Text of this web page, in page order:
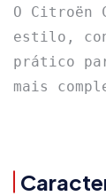
O Citroën
estilo,
prático
mais